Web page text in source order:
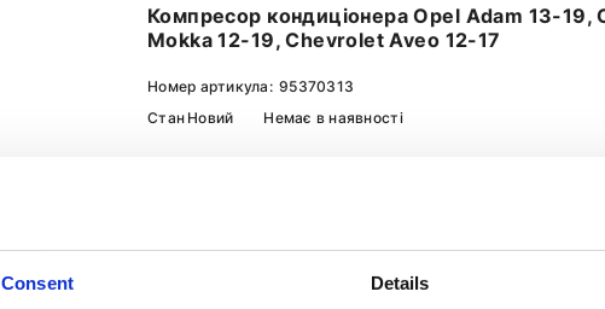
Consent Details
Компресор кондиціонера Opel Adam 13-19,
Mokka 12-19, Chevrolet Aveo 12-17
Номер артикула: 95370313
Стан Новий Немає в наявності